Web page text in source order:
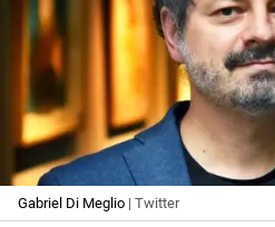
Gabriel Di Meglio | Twitter